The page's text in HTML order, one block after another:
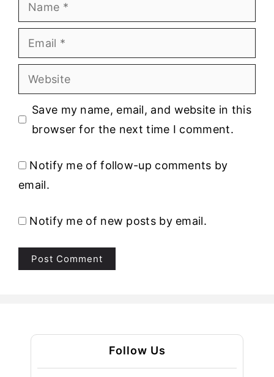
Email
Website
Save my name, email, and website in this
browser for the next time I comment.
Notify me of follow-up comments by
email.
Notify me of new posts by email.
Follow Us